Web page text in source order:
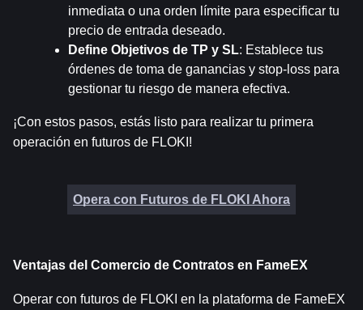
inmediata o una orden límite para especificar tu
precio de entrada deseado.
Define Objetivos de TP y SL: Establece tus
órdenes de toma de ganancias y stop-loss para
gestionar tu riesgo de manera efectiva.
¡Con estos pasos, estás listo para realizar tu primera
operación en futuros de FLOKI!
Opera con Futuros de FLOKI Ahora
Ventajas del Comercio de Contratos en FameEX
Operar con futuros de FLOKI en la plataforma de FameEX